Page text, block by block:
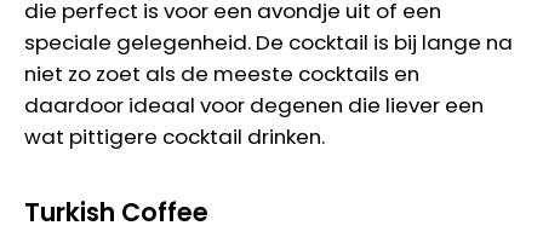
die perfect is voor een avondje uit of een
speciale gelegenheid. De cocktail is bij lange na
niet zo zoet als de meeste cocktails en
daardoor ideaal voor degenen die liever een
wat pittigere cocktail drinken.
Turkish Coffee